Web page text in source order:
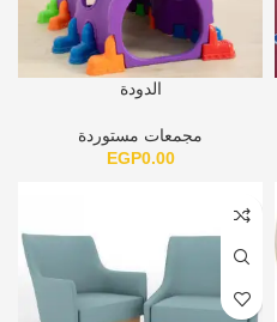
الدودة
مجمعات مستوردة
EGP0.00